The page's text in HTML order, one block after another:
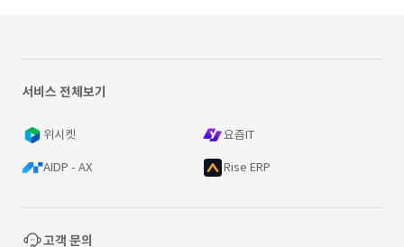
서비스 전체보기
위시켓 요즘IT
AIDP - AX Rise ERP
고객 문의